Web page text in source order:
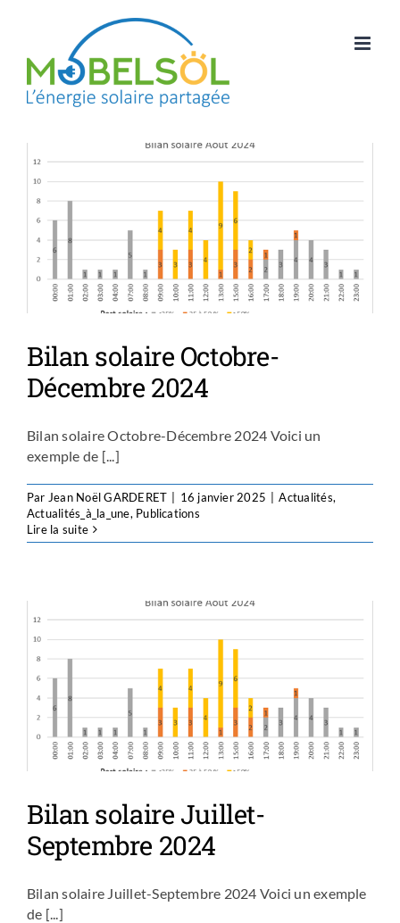
Bilan solaire Octobre-
Décembre 2024
Bilan solaire Octobre-Décembre 2024 Voici un
exemple de [...]
Par Jean Noël GARDERET 16 janvier 2025 Actualités,
Actualités_à_la_une, Publications
Lire la suite
Bilan solaire Juillet-
Septembre 2024
Bilan solaire Juillet-Septembre 2024 Voici un exemple
de [...]